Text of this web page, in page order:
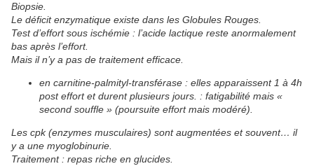
Biopsie.
Le déficit enzymatique existe dans les Globules Rouges.
Test d’effort sous ischémie : l’acide lactique reste anormalement
bas après l’effort.
Mais il n’y a pas de traitement efficace.
en carnitine-palmityl-transférase : elles apparaissent 1 à 4h
post effort et durent plusieurs jours. : fatigabilité mais «
second souffle » (poursuite effort mais modéré).
Les cpk (enzymes musculaires) sont augmentées et souvent… il
y a une myoglobinurie.
Traitement : repas riche en glucides.